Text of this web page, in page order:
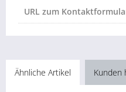
URL zum
Ähnliche Artikel Kunden